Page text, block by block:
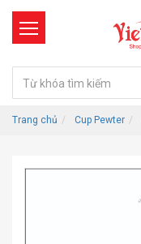
Trang chủ Cup Pewter